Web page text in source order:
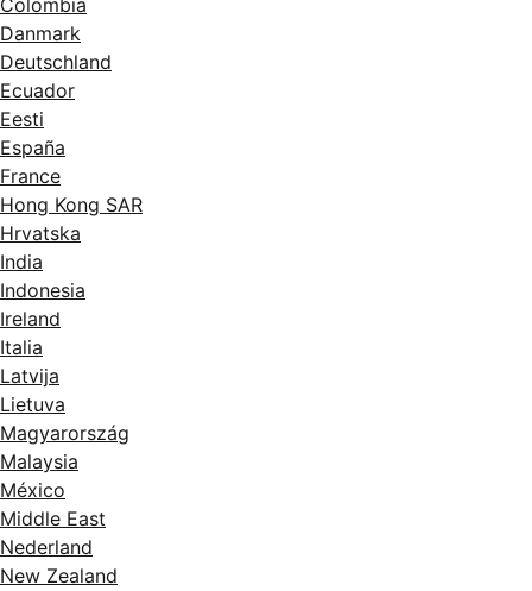
Colombia
Danmark
Deutschland
Ecuador
Eesti
España
France
Hong Kong SAR
Hrvatska
India
Indonesia
Ireland
Italia
Latvija
Lietuva
Magyarország
Malaysia
México
Middle East
Nederland
New Zealand